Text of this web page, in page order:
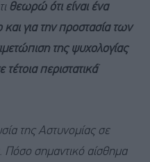
θεωρώ ότι είναι ένα
και για την προστασία των
της ψυχολογίας
περιστατικά”
της Αστυνομίας σε
σημαντικό αίσθημα